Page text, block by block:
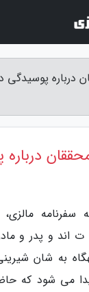
درباره پوسیدگی
سفرنامه
اند و پدر و
به شان
می شود که